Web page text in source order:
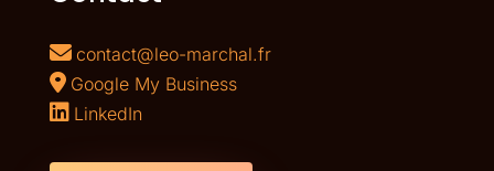
contact@leo-marchal.fr
Google My Business
LinkedIn